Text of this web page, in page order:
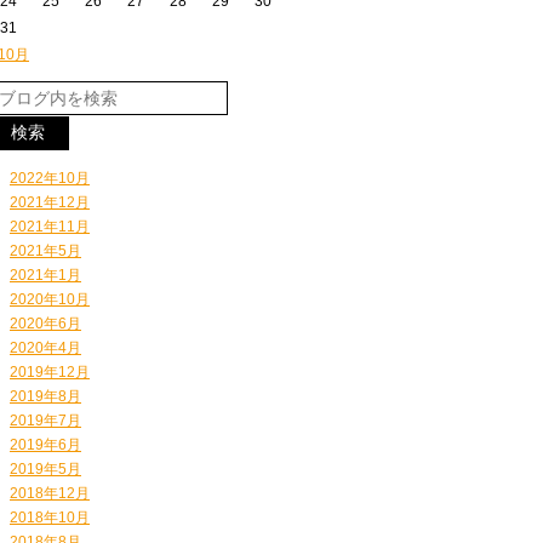
31
月
2022年10月
2021年12月
2021年11月
2021年5月
2021年1月
2020年10月
2020年6月
2020年4月
2019年12月
2019年8月
2019年7月
2019年6月
2019年5月
2018年12月
2018年10月